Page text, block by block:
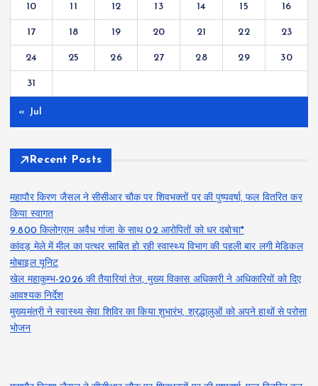
10 11 12 13 14 15 16
17 18 19 20 21 22 23
24 25 26 27 28 29 30
31
« Jul
Recent Posts
महापौर किरण जैसल ने सीसीआर चौक पर शिवभक्तों पर की पुष्पवर्षा, फल वितरित कर
किया स्वागत
9.800 किलोग्राम अवैध गांजा के साथ 02 आरोपितों को धर दबोचा*
कांवड़ मेले में मील का पत्थर साबित हो रही स्वास्थ्य विभाग की पहली बार लगी मेडिकल
मोबाइल यूनिट
खेल महाकुम्भ-2026 की तैयारियां तेज, मुख्य विकास अधिकारी ने अधिकारियों को दिए
आवश्यक निर्देश
मुख्यमंत्री ने स्वास्थ्य सेवा शिविर का किया शुभारंभ, श्रद्धालुओं को अपने हाथों से परोसा
भोजन